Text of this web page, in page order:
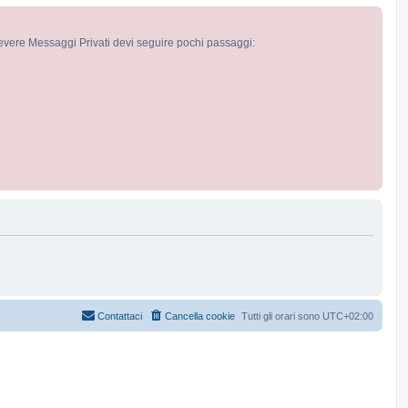
Messaggi Privati devi seguire pochi passaggi:
Tutti gli orari sono UTC+02:00
Cancella cookie
Contattaci